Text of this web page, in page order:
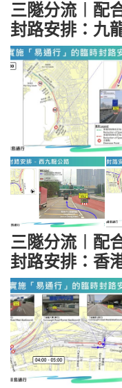
三隧分流︱配
封路安排：九
三隧分流︱配
封路安排：香